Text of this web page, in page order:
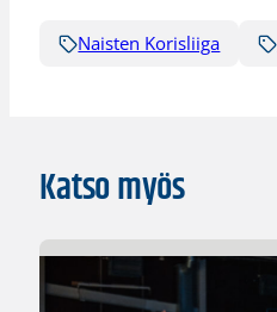
Naisten Korisliiga
Katso myös